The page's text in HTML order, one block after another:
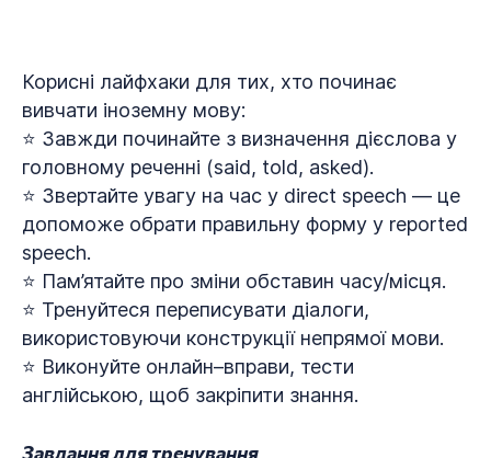
Корисні лайфхаки для тих, хто починає
вивчати іноземну мову:
⭐ Завжди починайте з визначення дієслова у
головному реченні (said, told, asked).
⭐ Звертайте увагу на час у direct speech — це
допоможе обрати правильну форму у reported
speech.
⭐ Пам’ятайте про зміни обставин часу/місця.
⭐ Тренуйтеся переписувати діалоги,
використовуючи конструкції непрямої мови.
⭐ Виконуйте онлайн–вправи, тести
англійською, щоб закріпити знання.
Завдання для тренування